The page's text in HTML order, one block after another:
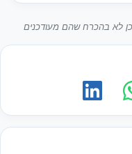
לא בהכרח שהם מעודכנים